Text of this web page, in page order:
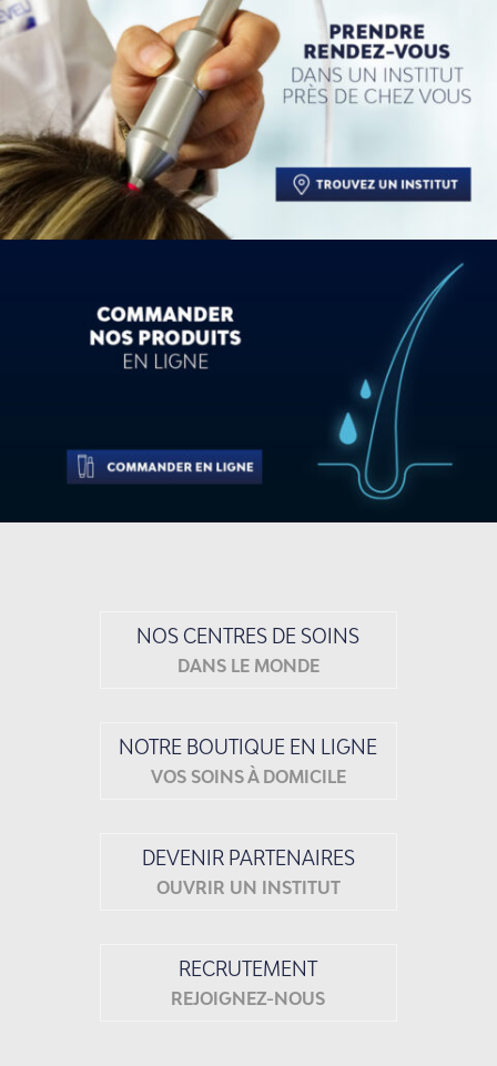
NOS CENTRES DE SOINS
DANS LE MONDE
NOTRE BOUTIQUE EN LIGNE
VOS SOINS À DOMICILE
DEVENIR PARTENAIRES
OUVRIR UN INSTITUT
RECRUTEMENT
REJOIGNEZ-NOUS